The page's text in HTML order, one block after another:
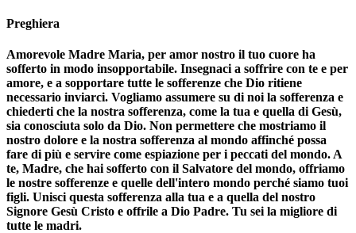
Preghiera
Amorevole Madre Maria, per amor nostro il tuo cuore ha
sofferto in modo insopportabile. Insegnaci a soffrire con te e per
amore, e a sopportare tutte le sofferenze che Dio ritiene
necessario inviarci. Vogliamo assumere su di noi la sofferenza e
chiederti che la nostra sofferenza, come la tua e quella di Gesù,
sia conosciuta solo da Dio. Non permettere che mostriamo il
nostro dolore e la nostra sofferenza al mondo affinché possa
fare di più e servire come espiazione per i peccati del mondo. A
te, Madre, che hai sofferto con il Salvatore del mondo, offriamo
le nostre sofferenze e quelle dell'intero mondo perché siamo tuoi
figli. Unisci questa sofferenza alla tua e a quella del nostro
Signore Gesù Cristo e offrile a Dio Padre. Tu sei la migliore di
tutte le madri.